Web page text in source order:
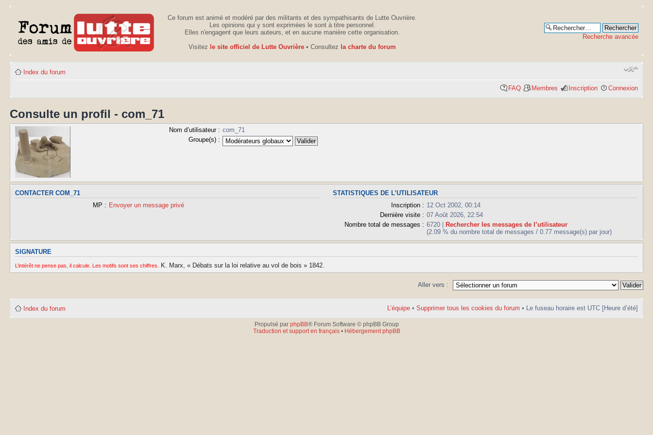
Ce forum est animé et modéré par des militants et des sympathisants de Lutte Ouvrière.
Les opinions qui y sont exprimées le sont à titre personnel.
Elles n'engagent que leurs auteurs, et en aucune manière cette organisation.
Visitez le site officiel de Lutte Ouvrière • Consultez la charte du forum
Recherche avancée
Index du forum
FAQ Membres Inscription Connexion
Consulte un profil - com_71
Nom d’utilisateur : com_71
Groupe(s) :
CONTACTER COM_71
MP : Envoyer un message privé
STATISTIQUES DE L’UTILISATEUR
Inscription : 12 Oct 2002, 00:14
Dernière visite : 07 Août 2026, 22:54
Nombre total de messages : 6720 |Rechercher les messages de l’utilisateur
(2.09 % du nombre total de messages / 0.77 message(s) par jour)
SIGNATURE
L’intérêt ne pense pas, il calcule. Les motifs sont ses chiffres. K. Marx, « Débats sur la loi relative au vol de bois » 1842.
Aller vers :
Index du forum L’équipe • Supprimer tous les cookies du forum • Le fuseau horaire est UTC [Heure d’été]
Propulsé par phpBB® Forum Software © phpBB Group
Traduction et support en français• Hébergement phpBB